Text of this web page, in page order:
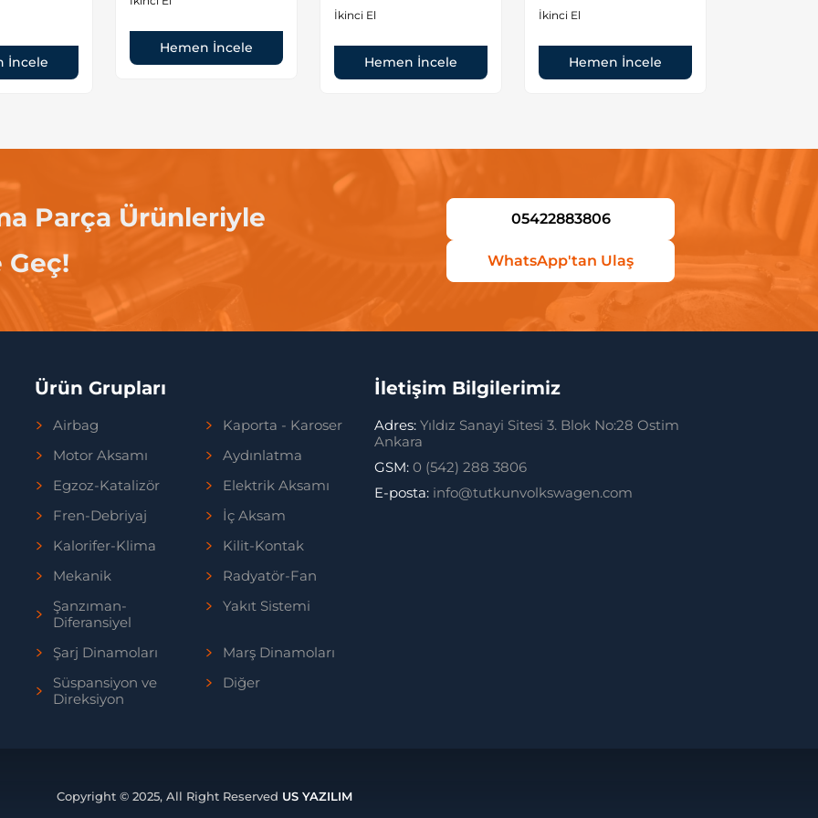
İncele
Hemen İncele
İkinci El
Hemen İncele
İkinci El
Hemen İncele
Parça Ürünleriyle
05422883806
WhatsApp'tan Ulaş
Ürün Grupları
Airbag
Kaporta - Karoser
Motor Aksamı
Aydınlatma
Egzoz-Katalizör
Elektrik Aksamı
Fren-Debriyaj
İç Aksam
Kalorifer-Klima
Kilit-Kontak
Mekanik
Radyatör-Fan
Şanzıman-
Diferansiyel
Yakıt Sistemi
Şarj Dinamoları
Marş Dinamoları
Süspansiyon ve
Direksiyon
Diğer
İletişim Bilgilerimiz
Adres: Yıldız Sanayi Sitesi 3. Blok No:28 Ostim
Ankara
GSM: 0 (542) 288 3806
E-posta: info@tutkunvolkswagen.com
Copyright © 2025, All Right Reserved US YAZILIM